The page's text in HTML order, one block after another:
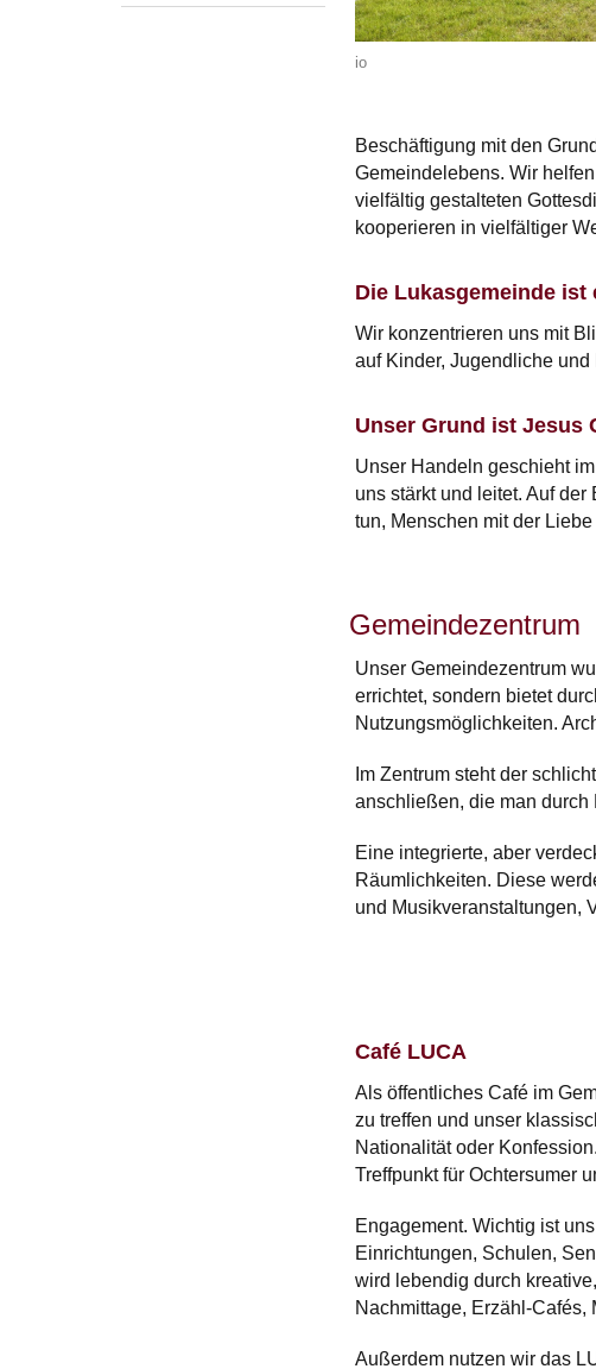
io
Beschäftigung mit den
Gemeindelebens. Wir
vielfältig gestalteten
kooperieren in vielfältiger
Die Lukasgemeinde
Wir konzentrieren uns mit
auf Kinder, Jugendliche und
Unser Grund ist Jesus
Unser Handeln geschieht
uns stärkt und leitet. Auf
tun, Menschen mit der
Gemeindezentrum
Unser Gemeindezentrum
errichtet, sondern bietet
Nutzungsmöglichkeiten.
Im Zentrum steht der
anschließen, die man durch
Eine integrierte, aber
Räumlichkeiten. Diese
und Musikveranstaltungen,
Café LUCA
Als öffentliches Café im
zu treffen und unser
Nationalität oder
Treffpunkt für Ochtersumer
Engagement. Wichtig ist
Einrichtungen, Schulen,
wird lebendig durch
Nachmittage, Erzähl-Cafés,
Außerdem nutzen wir das